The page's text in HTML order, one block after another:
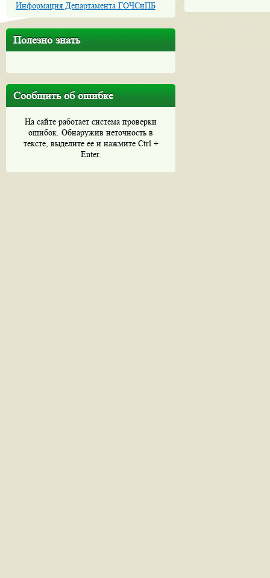
Информация Департамента ГОЧСиПБ
Полезно знать
Сообщить об ошибке
На сайте работает система проверки
ошибок. Обнаружив неточность в
тексте, выделите ее и нажмите Ctrl +
Enter.